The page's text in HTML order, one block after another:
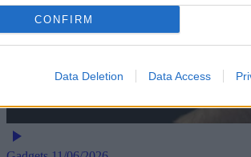
CONFIRM
Data Deletion Data Access